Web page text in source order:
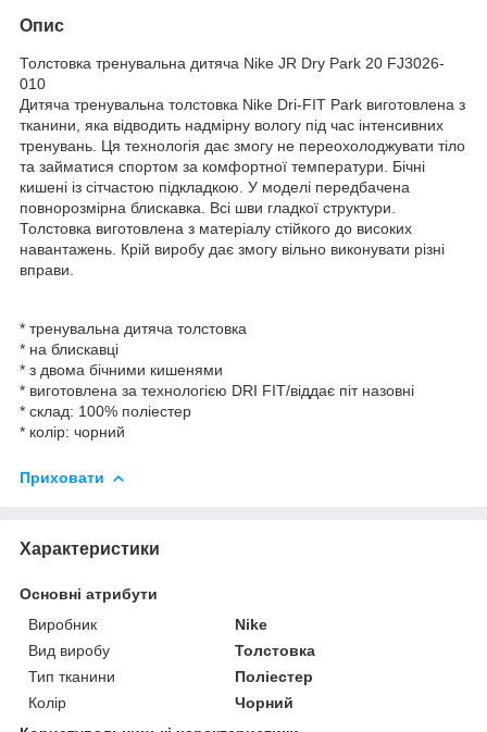
Опис
Толстовка тренувальна дитяча Nike JR Dry Park 20 FJ3026-
010
Дитяча тренувальна толстовка Nike Dri-FIT Park виготовлена з
тканини, яка відводить надмірну вологу під час інтенсивних
тренувань. Ця технологія дає змогу не переохолоджувати тіло
та займатися спортом за комфортної температури. Бічні
кишені із сітчастою підкладкою. У моделі передбачена
повнорозмірна блискавка. Всі шви гладкої структури.
Толстовка виготовлена з матеріалу стійкого до високих
навантажень. Крій виробу дає змогу вільно виконувати різні
вправи.
* тренувальна дитяча толстовка
* на блискавці
* з двома бічними кишенями
* виготовлена за технологією DRI FIT/віддає піт назовні
* склад: 100% поліестер
* колір: чорний
Приховати
Характеристики
Основні атрибути
Виробник
Nike
Вид виробу
Толстовка
Тип тканини
Поліестер
Колір
Чорний